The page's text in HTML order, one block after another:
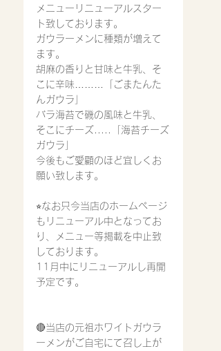
メニューリニューアルスター
ト致しております。
ガウラーメンに種類が増えて
ます。
胡麻の香りと甘味と牛乳、そ
こに辛味………「ごまたんた
んガウラ」
バラ海苔で磯の風味と牛乳、
そこにチーズ.....「海苔チーズ
ガウラ」
今後もご愛顧のほど宜しくお
願い致します。
⭐︎なお只今当店のホームページ
もリニューアル中となってお
り、メニュー等掲載を中止致
しております。
11月中にリニューアルし再開
予定です。
🔴当店の元祖ホワイトガウラ
ーメンがご自宅にて召し上が